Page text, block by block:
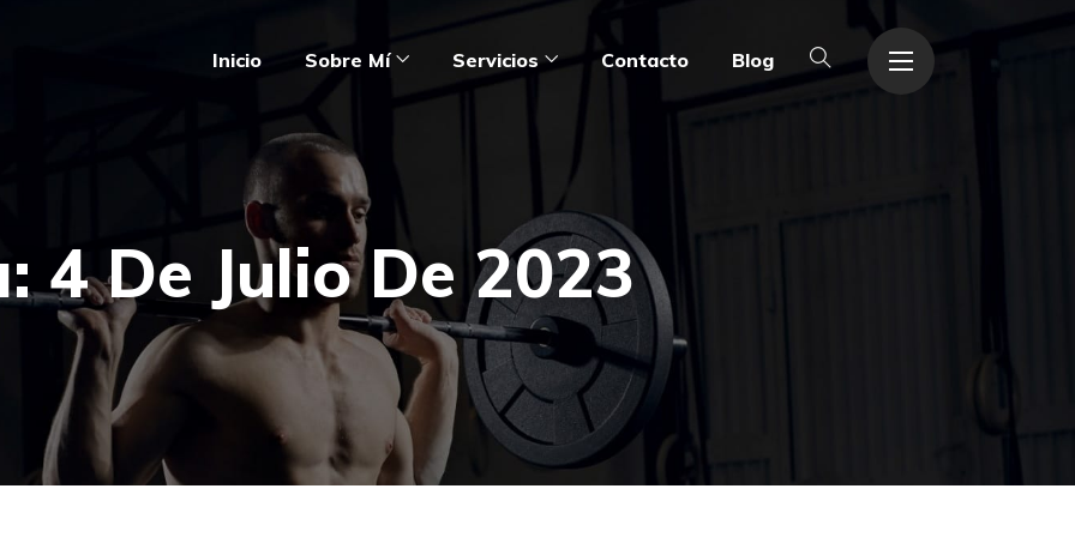
Inicio Sobre Mí Servicios Contacto Blog
4 De Julio De 2023